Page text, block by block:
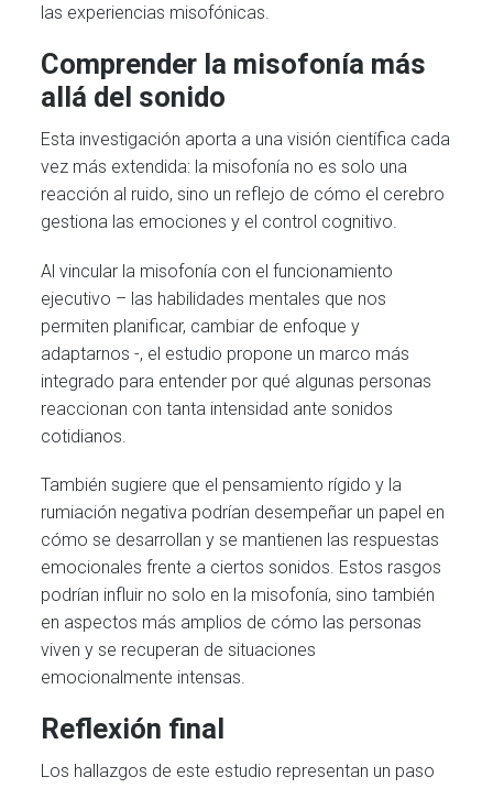
las experiencias misofónicas.
Comprender la misofonía más
allá del sonido
Esta investigación aporta a una visión científica cada
vez más extendida: la misofonía no es solo una
reacción al ruido, sino un reflejo de cómo el cerebro
gestiona las emociones y el control cognitivo.
Al vincular la misofonía con el funcionamiento
ejecutivo – las habilidades mentales que nos
permiten planificar, cambiar de enfoque y
adaptarnos -, el estudio propone un marco más
integrado para entender por qué algunas personas
reaccionan con tanta intensidad ante sonidos
cotidianos.
También sugiere que el pensamiento rígido y la
rumiación negativa podrían desempeñar un papel en
cómo se desarrollan y se mantienen las respuestas
emocionales frente a ciertos sonidos. Estos rasgos
podrían influir no solo en la misofonía, sino también
en aspectos más amplios de cómo las personas
viven y se recuperan de situaciones
emocionalmente intensas.
Reflexión final
Los hallazgos de este estudio representan un paso